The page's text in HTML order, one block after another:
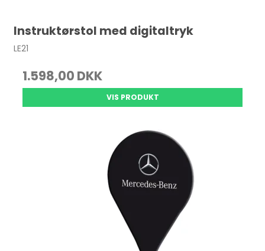
Instruktørstol med digitaltryk
LE21
1.598,00 DKK
VIS PRODUKT